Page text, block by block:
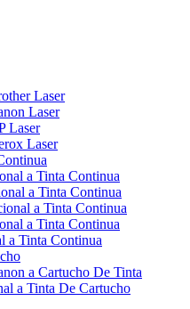
Laser
Laser
Laser
Laser
a Tinta Continua
a Tinta Continua
a Tinta Continua
a Tinta Continua
a Tinta Continua
a Cartucho De Tinta
a Tinta De Cartucho